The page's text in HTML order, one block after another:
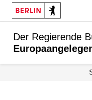
Der Regierende